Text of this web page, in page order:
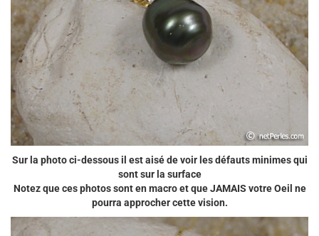
Sur la photo ci-dessous il est aisé de voir les défauts minimes qui
sont sur la surface
Notez que ces photos sont en macro et que JAMAIS votre Oeil ne
pourra approcher cette vision.